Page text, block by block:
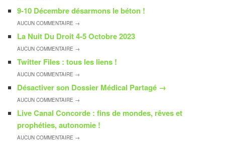
9-10 Décembre désarmons le béton !
AUCUNCOMMENTAIRE →
La Nuit Du Droit 4-5 Octobre 2023
AUCUNCOMMENTAIRE →
Twitter Files : tous les liens !
AUCUNCOMMENTAIRE →
Désactiver son Dossier Médical Partagé →
AUCUNCOMMENTAIRE →
Live Canal Concorde : fins de mondes, rêves et
prophéties, autonomie !
AUCUNCOMMENTAIRE →